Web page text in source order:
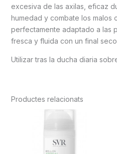
excesiva de las axilas, eficaz
humedad y combate los malos
perfectamente adaptado a las
fresca y fluida con un final
Utilizar tras la ducha diaria
Productes relacionats